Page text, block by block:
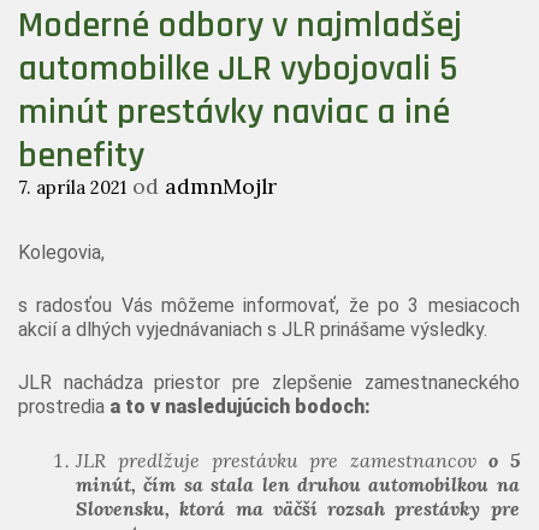
Moderné odbory v najmladšej
automobilke JLR vybojovali 5
minút prestávky naviac a iné
benefity
7. apríla 2021 od admnMojlr
Kolegovia,
s radosťou Vás môžeme informovať, že po 3 mesiacoch
akcií a dlhých vyjednávaniach s JLR prinášame výsledky.
JLR nachádza priestor pre zlepšenie zamestnaneckého
prostredia a to v nasledujúcich bodoch:
JLR predlžuje prestávku pre zamestnancov o 5
minút, čím sa stala len druhou automobilkou na
Slovensku, ktorá ma väčší rozsah prestávky pre